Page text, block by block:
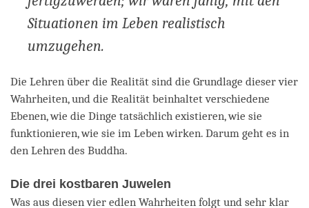
Situationen im Leben realistisch
umzugehen.
Die Lehren über die Realität sind die Grundlage dieser vier
Wahrheiten, und die Realität beinhaltet verschiedene
Ebenen, wie die Dinge tatsächlich existieren, wie sie
funktionieren, wie sie im Leben wirken. Darum geht es in
den Lehren des Buddha.
Die drei kostbaren Juwelen
Was aus diesen vier edlen Wahrheiten folgt und sehr klar